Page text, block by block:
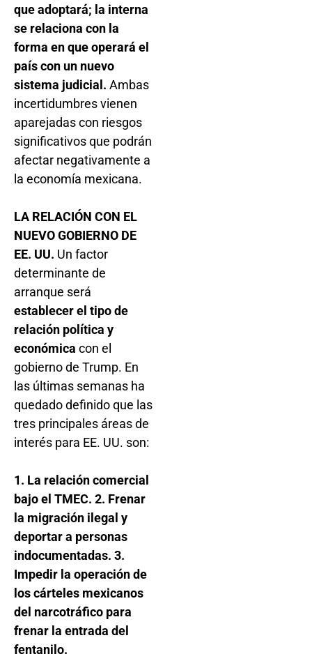
que adoptará; la interna
se relaciona con la
forma en que operará el
país con un nuevo
sistema judicial. Ambas
incertidumbres vienen
aparejadas con riesgos
significativos que podrán
afectar negativamente a
la economía mexicana.
LA RELACIÓN CON EL
NUEVO GOBIERNO DE
EE. UU. Un factor
determinante de
arranque será
establecer el tipo de
relación política y
económica con el
gobierno de Trump. En
las últimas semanas ha
quedado definido que las
tres principales áreas de
interés para EE. UU. son:
1. La relación comercial
bajo el TMEC. 2. Frenar
la migración ilegal y
deportar a personas
indocumentadas. 3.
Impedir la operación de
los cárteles mexicanos
del narcotráfico para
frenar la entrada del
fentanilo.